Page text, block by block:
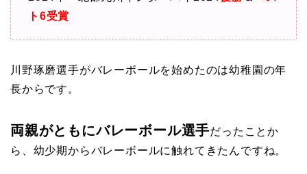
ト6受賞
川野琢磨選手がバレーボールを始めたのは幼稚園の年
長からです。
両親がともにバレーボール選手だったことか
ら、幼少期からバレーボールに触れてきたんですね。